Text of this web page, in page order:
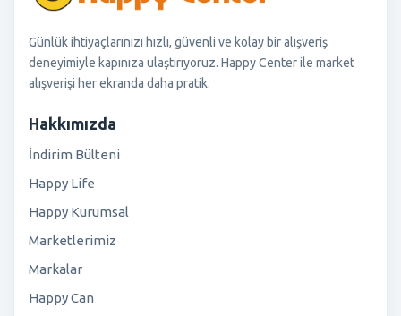
Günlük ihtiyaçlarınızı hızlı, güvenli ve kolay bir alışveriş
deneyimiyle kapınıza ulaştırıyoruz. Happy Center ile market
alışverişi her ekranda daha pratik.
Hakkımızda
İndirim Bülteni
Happy Life
Happy Kurumsal
Marketlerimiz
Markalar
Happy Can